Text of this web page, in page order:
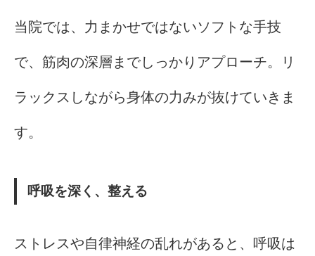
当院では、力まかせではないソフトな手技
で、筋肉の深層までしっかりアプローチ。リ
ラックスしながら身体の力みが抜けていきま
す。
呼吸を深く、整える
ストレスや自律神経の乱れがあると、呼吸は